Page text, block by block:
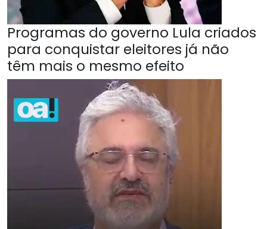
Programas do governo Lula criados
para conquistar eleitores já não
têm mais o mesmo efeito